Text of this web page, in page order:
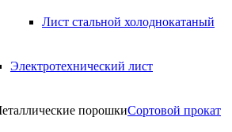
Лист стальной холоднокатаный
Электротехнический лист
Сортовой прокат